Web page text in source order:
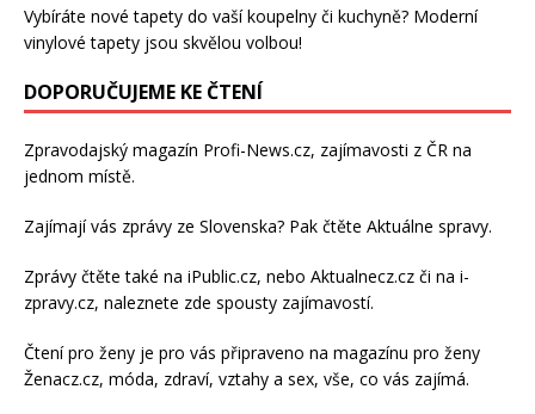
Vybíráte nové tapety do vaší koupelny či kuchyně? Moderní
vinylové tapety jsou skvělou volbou!
DOPORUČUJEME KE ČTENÍ
Zpravodajský magazín Profi-News.cz, zajímavosti z ČR na
jednom místě.
Zajímají vás zprávy ze Slovenska? Pak čtěte Aktuálne spravy.
Zprávy čtěte také na iPublic.cz, nebo Aktualnecz.cz či na i-
zpravy.cz, naleznete zde spousty zajímavostí.
Čtení pro ženy je pro vás připraveno na magazínu pro ženy
Ženacz.cz, móda, zdraví, vztahy a sex, vše, co vás zajímá.